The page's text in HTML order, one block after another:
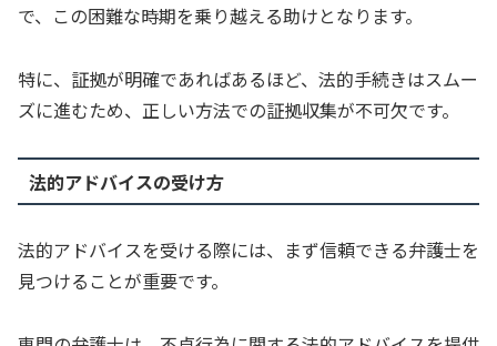
で、この困難な時期を乗り越える助けとなります。
特に、証拠が明確であればあるほど、法的手続きはスムー
ズに進むため、正しい方法での証拠収集が不可欠です。
法的アドバイスの受け方
法的アドバイスを受ける際には、まず信頼できる弁護士を
見つけることが重要です。